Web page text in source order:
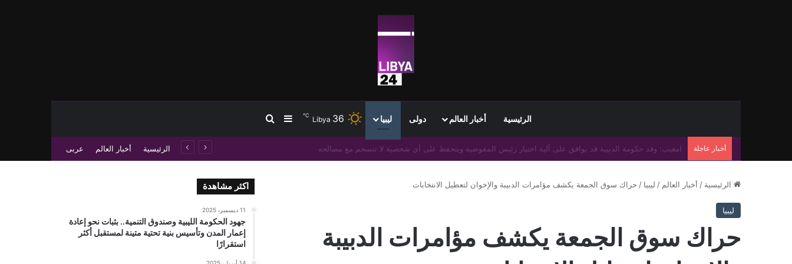
الرئيسية أخبار العالم دولى ليبيا Libya 36
℃ إضافة عمود جانبي
بحث عن
أخبار عاجلة الحكومة الليبية وجنوب السودان توقعان مذكرة تفاهم لتعزيز التعاون العلمي والديني والأكاديمي المشترك الرئيسية أخبار العالم عربى
الرئيسية / أخبار العالم / ليبيا / حراك سوق الجمعة يكشف مؤامرات الدبيبة والإخوان لتعطيل الانتخابات
ليبيا
حراك سوق الجمعة يكشف مؤامرات الدبيبة
اكثر مشاهدة
11 ديسمبر، 2025
جهود الحكومة الليبية وصندوق التنمية.. بثبات نحو إعادة
إعمار المدن وتأسيس بنية تحتية متينة لمستقبل أكثر
استقرارًا